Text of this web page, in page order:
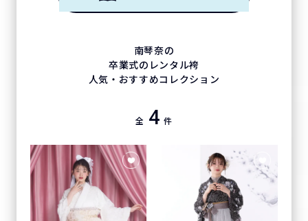
南琴奈の
卒業式のレンタル袴
人気・おすすめコレクション
全 4 件